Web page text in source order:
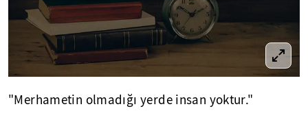
"Merhametin olmadığı yerde insan yoktur."